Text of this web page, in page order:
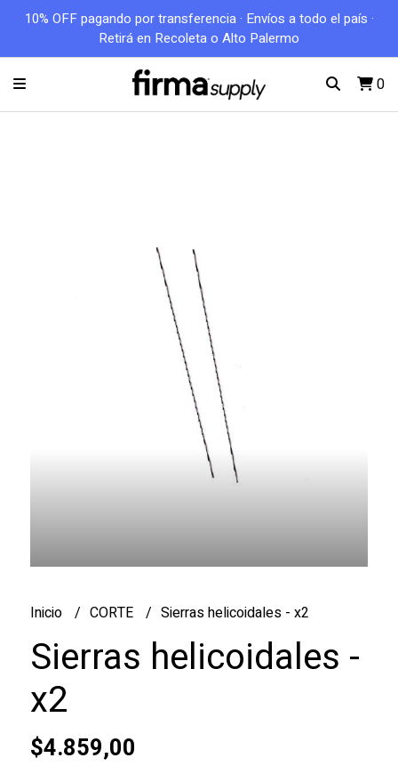
10% OFF pagando por transferencia · Envíos a todo el país ·
Retirá en Recoleta o Alto Palermo
0
Inicio CORTE Sierras helicoidales - x2
Sierras helicoidales -
x2
$4.859,00